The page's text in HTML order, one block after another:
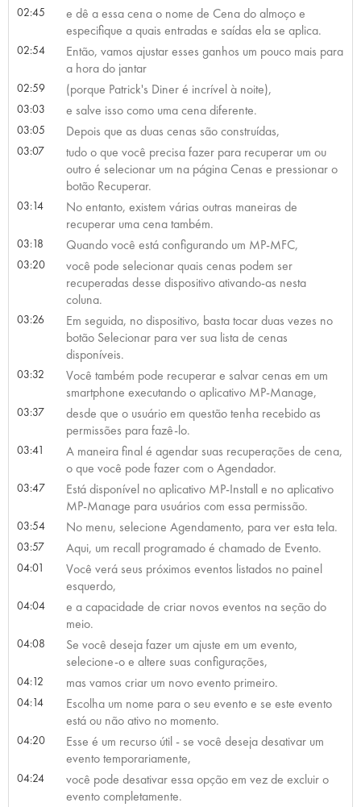
02:45
e dê a essa cena o nome de Cena do almoço e
especifique a quais entradas e saídas ela se aplica.
02:54
Então, vamos ajustar esses ganhos um pouco mais para
a hora do jantar
02:59 (porque Patrick's Diner é incrível à noite),
03:03 e salve isso como uma cena diferente.
03:05 Depois que as duas cenas são construídas,
03:07
tudo o que você precisa fazer para recuperar um ou
outro é selecionar um na página Cenas e pressionar o
botão Recuperar.
03:14
No entanto, existem várias outras maneiras de
recuperar uma cena também.
03:18 Quando você está configurando um MP-MFC,
03:20
você pode selecionar quais cenas podem ser
recuperadas desse dispositivo ativando-as nesta
coluna.
03:26
Em seguida, no dispositivo, basta tocar duas vezes no
botão Selecionar para ver sua lista de cenas
disponíveis.
03:32
Você também pode recuperar e salvar cenas em um
smartphone executando o aplicativo MP-Manage,
03:37
desde que o usuário em questão tenha recebido as
permissões para fazê-lo.
03:41
A maneira final é agendar suas recuperações de cena,
o que você pode fazer com o Agendador.
03:47
Está disponível no aplicativo MP-Install e no aplicativo
MP-Manage para usuários com essa permissão.
03:54 No menu, selecione Agendamento, para ver esta tela.
03:57 Aqui, um recall programado é chamado de Evento.
04:01
Você verá seus próximos eventos listados no painel
esquerdo,
04:04
e a capacidade de criar novos eventos na seção do
meio.
04:08
Se você deseja fazer um ajuste em um evento,
selecione-o e altere suas configurações,
04:12 mas vamos criar um novo evento primeiro.
04:14
Escolha um nome para o seu evento e se este evento
está ou não ativo no momento.
04:20
Esse é um recurso útil - se você deseja desativar um
evento temporariamente,
04:24
você pode desativar essa opção em vez de excluir o
evento completamente.